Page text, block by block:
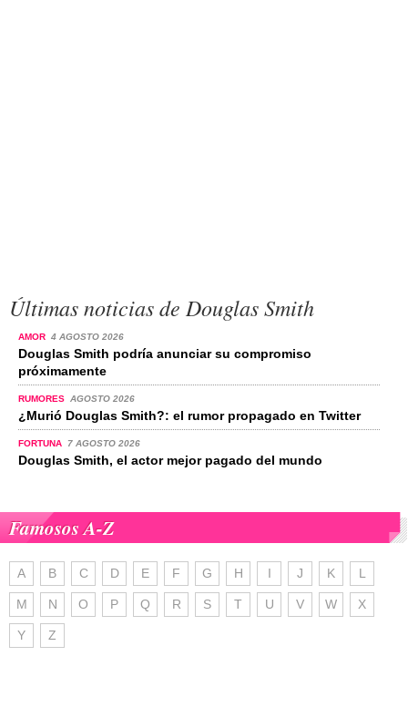
Últimas noticias de Douglas Smith
AMOR 4 AGOSTO 2026
Douglas Smith podría anunciar su compromiso
próximamente
RUMORES AGOSTO 2026
¿Murió Douglas Smith?: el rumor propagado en Twitter
FORTUNA 7 AGOSTO 2026
Douglas Smith, el actor mejor pagado del mundo
Famosos A-Z
A B C D E F G H I J K L
M N O P Q R S T U V W X
Y Z